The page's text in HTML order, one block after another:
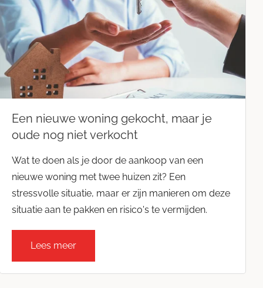
Een nieuwe woning gekocht, maar je
oude nog niet verkocht
Wat te doen als je door de aankoop van een
nieuwe woning met twee huizen zit? Een
stressvolle situatie, maar er zijn manieren om deze
situatie aan te pakken en risico's te vermijden.
Lees meer